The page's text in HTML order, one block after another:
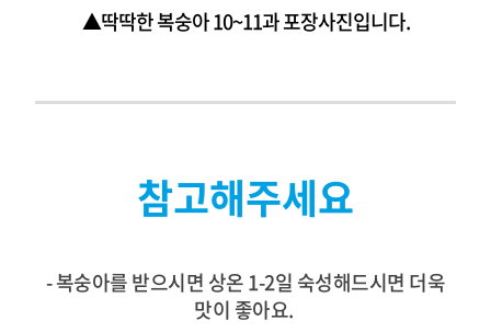
▲딱딱한 복숭아 10~11과 포장사진입니다.
참고해주세요
- 복숭아를 받으시면 상온 1-2일 숙성해드시면 더욱
맛이 좋아요.